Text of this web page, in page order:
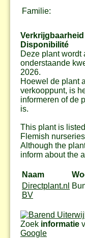
Familie:
Disponibilité
Deze plant wordt
onderstaande
2026.
Hoewel de plant
verkooppunt, is
informeren of de
is.
This plant is
Flemish
Although the
inform about the
Naam
Directplant.nl
BV
Zoek informatie
Google